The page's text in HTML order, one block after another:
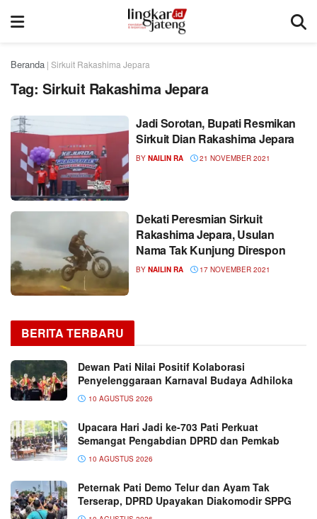
Beranda | Sirkuit Rakashima Jepara
Tag: Sirkuit Rakashima Jepara
Jadi Sorotan, Bupati Resmikan
Sirkuit Dian Rakashima Jepara
BY NAILIN RA 21 NOVEMBER 2021
Dekati Peresmian Sirkuit
Rakashima Jepara, Usulan
Nama Tak Kunjung Direspon
BY NAILIN RA 17 NOVEMBER 2021
BERITA TERBARU
Dewan Pati Nilai Positif Kolaborasi
Penyelenggaraan Karnaval Budaya Adhiloka
10 AGUSTUS 2026
Upacara Hari Jadi ke-703 Pati Perkuat
Semangat Pengabdian DPRD dan Pemkab
10 AGUSTUS 2026
Peternak Pati Demo Telur dan Ayam Tak
Terserap, DPRD Upayakan Diakomodir SPPG